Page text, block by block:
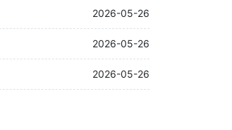
2026-05-26
2026-05-26
2026-05-26